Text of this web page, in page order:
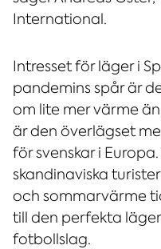
International.
Intresset för läger i
pandemins spår är
om lite mer värme
är den överlägset
för svenskar i
skandinaviska
och sommarvärme
till den perfekta
fotbollslag.